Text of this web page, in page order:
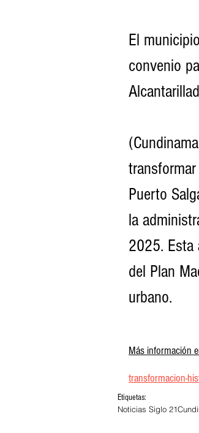
El
convenio
Puerto
la
2025. Esta
del Plan
urbano.
Más información
transformacion-
Etiquetas:
Noticias Siglo 21